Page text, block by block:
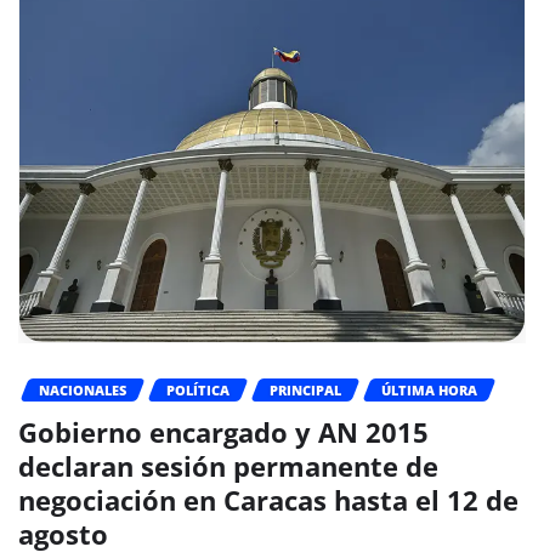
NACIONALES POLÍTICA PRINCIPAL ÚLTIMA HORA
Gobierno encargado y AN 2015
declaran sesión permanente de
negociación en Caracas hasta el 12 de
agosto